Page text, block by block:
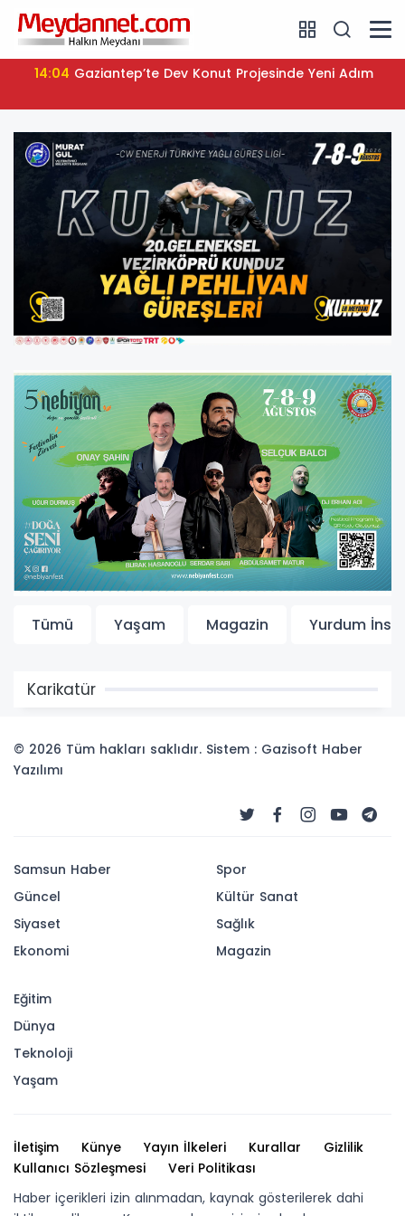
14:04 Gaziantep’te Dev Konut Projesinde Yeni Adım
Tümü Yaşam Magazin Yurdum
Karikatür
© 2026 Tüm hakları saklıdır. Sistem : Gazisoft Haber
Yazılımı
Samsun Haber
Güncel
Siyaset
Ekonomi
Spor
Kültür Sanat
Sağlık
Magazin
Eğitim
Dünya
Teknoloji
Yaşam
İletişim Künye Yayın İlkeleri Kurallar
Gizlilik
Kullanıcı Sözleşmesi
Veri Politikası
Haber içerikleri izin alınmadan, kaynak gösterilerek dahi